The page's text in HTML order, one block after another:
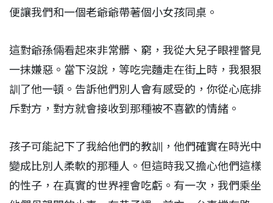
便讓我們和一個老爺爺帶著個小女孩同桌。
這對爺孫倆看起來非常髒、窮，我從大兒子眼裡瞥見
一抹嫌惡。當下沒說，等吃完麵走在街上時，我狠狠
訓了他一頓。告訴他們別人會有感受的，你從心底排
斥對方，對方就會接收到那種被不喜歡的情緒。
孩子可能記下了我給他們的教訓，他們確實在時光中
變成比別人柔軟的那種人。但這時我又擔心他們這樣
的性子，在真實的世界裡會吃虧。有一次，我們乘坐